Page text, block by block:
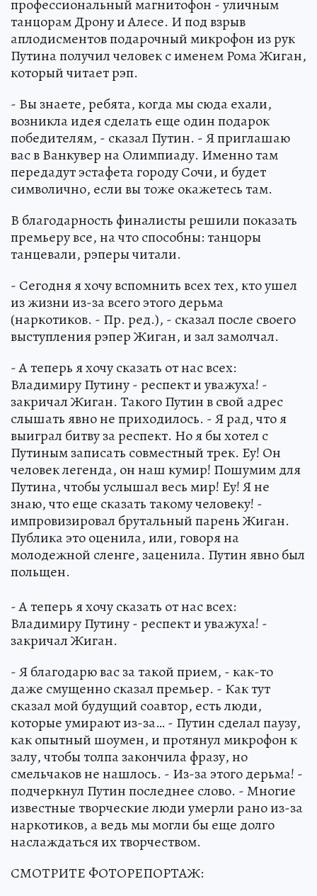
профессиональный магнитофон - уличным
танцорам Дрону и Алесе. И под взрыв
аплодисментов подарочный микрофон из рук
Путина получил человек с именем Рома Жиган,
который читает рэп.
- Вы знаете, ребята, когда мы сюда ехали,
возникла идея сделать еще один подарок
победителям, - сказал Путин. - Я приглашаю
вас в Ванкувер на Олимпиаду. Именно там
передадут эстафета городу Сочи, и будет
символично, если вы тоже окажетесь там.
В благодарность финалисты решили показать
премьеру все, на что способны: танцоры
танцевали, рэперы читали.
- Сегодня я хочу вспомнить всех тех, кто ушел
из жизни из-за всего этого дерьма
(наркотиков. - Пр. ред.), - сказал после своего
выступления рэпер Жиган, и зал замолчал.
- А теперь я хочу сказать от нас всех:
Владимиру Путину - респект и уважуха! -
закричал Жиган. Такого Путин в свой адрес
слышать явно не приходилось. - Я рад, что я
выиграл битву за респект. Но я бы хотел с
Путиным записать совместный трек. Еу! Он
человек легенда, он наш кумир! Пошумим для
Путина, чтобы услышал весь мир! Еу! Я не
знаю, что еще сказать такому человеку! -
импровизировал брутальный парень Жиган.
Публика это оценила, или, говоря на
молодежной сленге, заценила. Путин явно был
польщен.
- А теперь я хочу сказать от нас всех:
Владимиру Путину - респект и уважуха! -
закричал Жиган.
- Я благодарю вас за такой прием, - как-то
даже смущенно сказал премьер. - Как тут
сказал мой будущий соавтор, есть люди,
которые умирают из-за… - Путин сделал паузу,
как опытный шоумен, и протянул микрофон к
залу, чтобы толпа закончила фразу, но
смельчаков не нашлось. - Из-за этого дерьма! -
подчеркнул Путин последнее слово. - Многие
известные творческие люди умерли рано из-за
наркотиков, а ведь мы могли бы еще долго
наслаждаться их творчеством.
СМОТРИТЕ ФОТОРЕПОРТАЖ: